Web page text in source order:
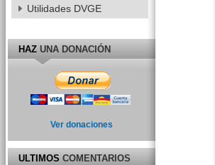
Utilidades DVGE
HAZUNA DONACIÓN
Ver donaciones
ULTIMOSCOMENTARIOS